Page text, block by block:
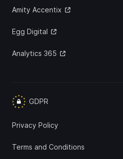
Amity Accentix
Egg Digital
Analytics 365
GDPR
Privacy Policy
Terms and Conditions